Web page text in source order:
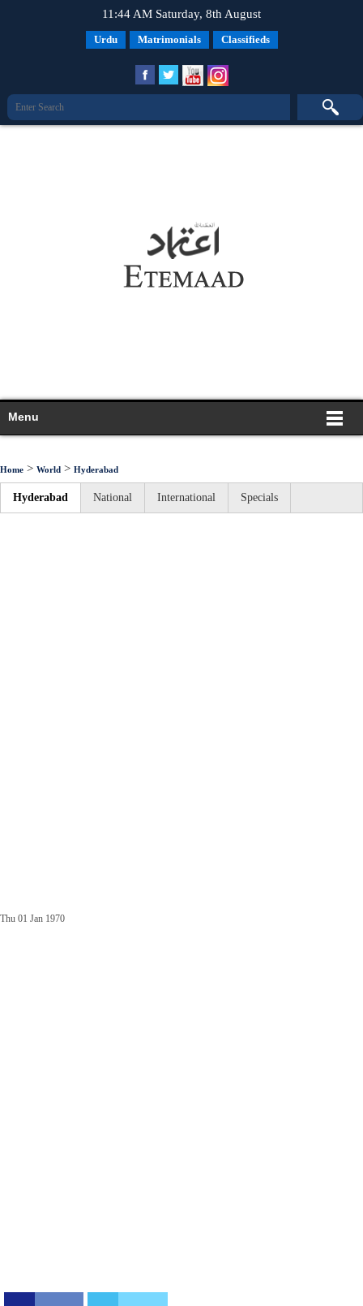
11:44 AM Saturday, 8th August
Urdu Matrimonials Classifieds
Menu
Home > World > Hyderabad
Hyderabad National International Specials
Thu 01 Jan 1970